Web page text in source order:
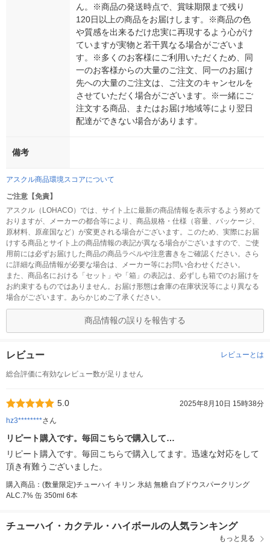
ん。※商品の発送時点で、賞味期限まで残り
120日以上の商品をお届けします。※商品の色
や質感を出来るだけ忠実に再現するよう心がけ
ていますが実物と若干異なる場合がございま
す。※多くのお客様にご利用いただくため、同
一のお客様からの大量のご注文、同一のお届け
先への大量のご注文は、ご注文のキャンセルを
させていただく場合がございます。※一緒にご
注文する商品、またはお届け地域等により翌日
配達ができない場合があります。
備考
アスクル商品環境スコアについて
ご注意【免責】
アスクル（LOHACO）では、サイト上に最新の商品情報を表示するよう努めて
おりますが、メーカーの都合等により、商品規格・仕様（容量、パッケージ、
原材料、原産国など）が変更される場合がございます。このため、実際にお届
けする商品とサイト上の商品情報の表記が異なる場合がございますので、ご使
用前には必ずお届けした商品の商品ラベルや注意書きをご確認ください。さら
に詳細な商品情報が必要な場合は、メーカー等にお問い合わせください。
また、商品名における「セット」や「箱」の表記は、必ずしも箱でのお届けを
お約束するものではありません。お届け形態は倉庫の在庫状況等により異なる
場合がございます。あらかじめご了承ください。
商品情報の誤りを報告する
レビュー レビューとは
総合評価に有効なレビュー数が足りません
5.0
2025年8月10日 15時38分
hz3********さん
リピート購入です。毎回こちらで購入して…
リピート購入です。毎回こちらで購入してます。迅速な対応をして
頂き有難うございました。
購入商品：(数量限定)チューハイ キリン 氷結 無糖 白ブドウスパークリング
ALC.7% 缶 350ml 6本
チューハイ・カクテル・ハイボールの人気ランキング
もっと見る